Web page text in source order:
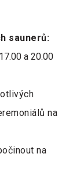
saunerů:
a 20.00
na
na